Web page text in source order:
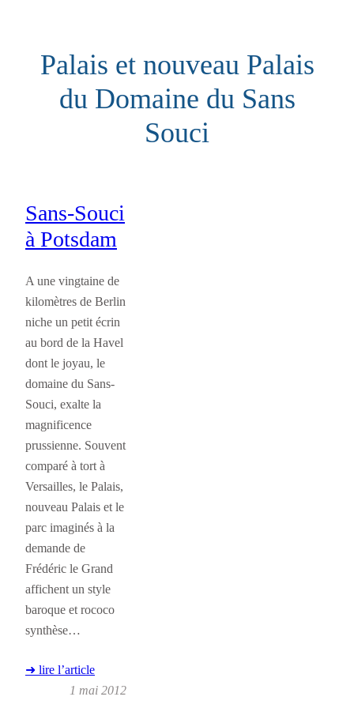
contenuPalais et nouveau Palais
du Domaine du Sans
Souci
Sans-Souci
à Potsdam
A une vingtaine de
kilomètres de Berlin
niche un petit écrin
au bord de la Havel
dont le joyau, le
domaine du Sans-
Souci, exalte la
magnificence
prussienne. Souvent
comparé à tort à
Versailles, le Palais,
nouveau Palais et le
parc imaginés à la
demande de
Frédéric le Grand
affichent un style
baroque et rococo
synthèse…
➜ lire l’article
1 mai 2012